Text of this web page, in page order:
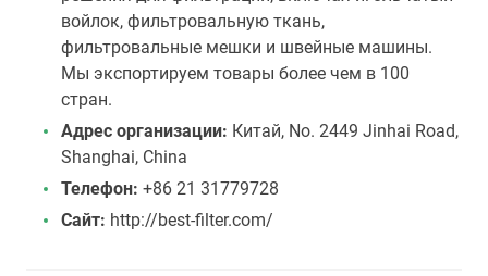
войлок, фильтровальную ткань,
фильтровальные мешки и швейные машины.
Мы экспортируем товары более чем в 100
стран.
Адрес организации: Китай, No. 2449 Jinhai Road,
Shanghai, China
Телефон: +86 21 31779728
Сайт: http://best-filter.com/